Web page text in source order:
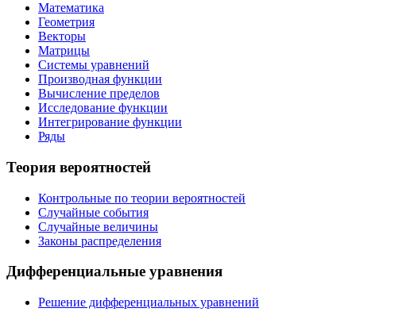
Математика
Геометрия
Векторы
Матрицы
Системы уравнений
Производная функции
Вычисление пределов
Исследование функции
Интегрирование функции
Ряды
Теория вероятностей
Контрольные по теории вероятностей
Случайные события
Случайные величины
Законы распределения
Дифференциальные уравнения
Решение дифференциальных уравнений